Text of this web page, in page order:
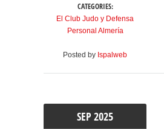
CATEGORIES:
El Club Judo y Defensa
Personal Almería
Posted by Ispalweb
SEP 2025